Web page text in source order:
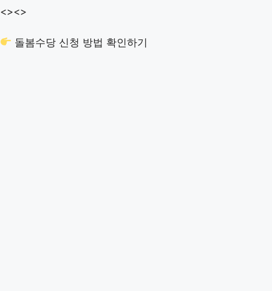
<><>
돌봄수당 신청 방법 확인하기